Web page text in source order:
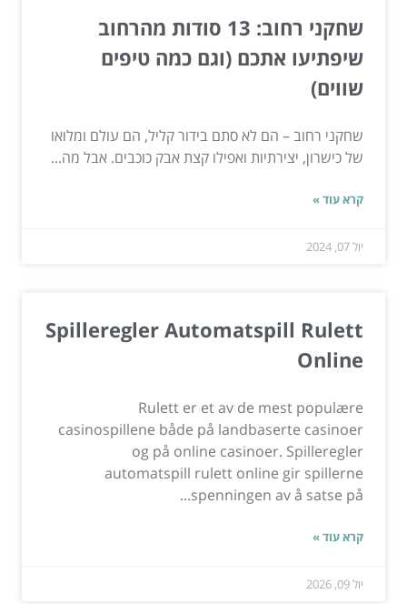
שחקני רחוב: 13 סודות מהרחוב
שיפתיעו אתכם (וגם כמה טיפים
שווים)
שחקני רחוב – הם לא סתם בידור קליל, הם עולם ומלואו
של כישרון, יצירתיות ואפילו קצת אבק כוכבים. אבל מה...
קרא עוד »
יול 07, 2024
Spilleregler Automatspill Rulett
Online
Rulett er et av de mest populære
casinospillene både på landbaserte casinoer
og på online casinoer. Spilleregler
automatspill rulett online gir spillerne
spenningen av å satse på...
קרא עוד »
יול 09, 2026